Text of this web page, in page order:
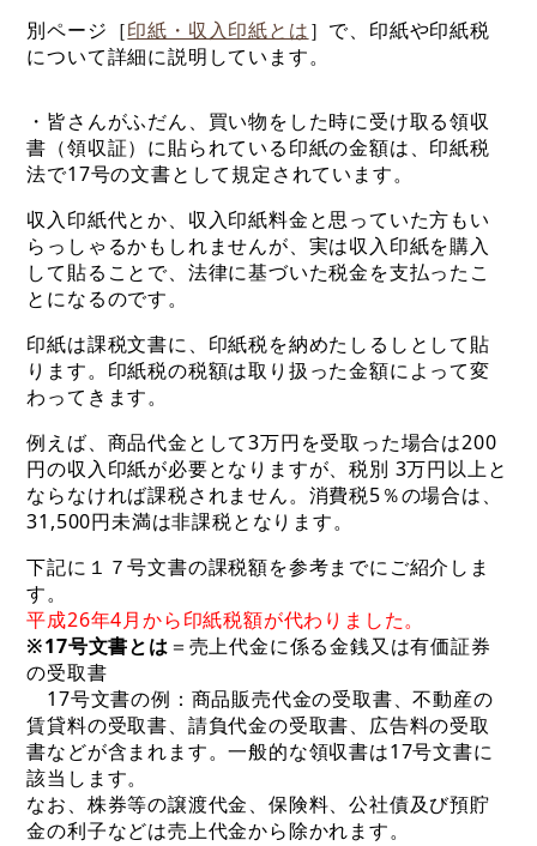
別ページ［印紙・収入印紙とは］で、印紙や印紙税
について詳細に説明しています。
・皆さんがふだん、買い物をした時に受け取る領収
書（領収証）に貼られている印紙の金額は、印紙税
法で17号の文書として規定されています。
収入印紙代とか、収入印紙料金と思っていた方もい
らっしゃるかもしれませんが、実は収入印紙を購入
して貼ることで、法律に基づいた税金を支払ったこ
とになるのです。
印紙は課税文書に、印紙税を納めたしるしとして貼
ります。印紙税の税額は取り扱った金額によって変
わってきます。
例えば、商品代金として3万円を受取った場合は200
円の収入印紙が必要となりますが、税別 3万円以上と
ならなければ課税されません。消費税5％の場合は、
31,500円未満は非課税となります。
下記に１７号文書の課税額を参考までにご紹介しま
す。
平成26年4月から印紙税額が代わりました。
※17号文書とは ＝売上代金に係る金銭又は有価証券
の受取書
17号文書の例：商品販売代金の受取書、不動産の
賃貸料の受取書、請負代金の受取書、広告料の受取
書などが含まれます。一般的な領収書は17号文書に
該当します。
なお、株券等の譲渡代金、保険料、公社債及び預貯
金の利子などは売上代金から除かれます。